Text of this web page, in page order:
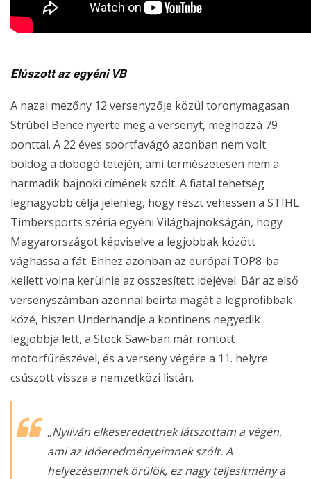
Elúszott az egyéni VB
A hazai mezőny 12 versenyzője közül toronymagasan
Strúbel Bence nyerte meg a versenyt, méghozzá 79
ponttal. A 22 éves sportfavágó azonban nem volt
boldog a dobogó tetején, ami természetesen nem a
harmadik bajnoki címének szólt. A fiatal tehetség
legnagyobb célja jelenleg, hogy részt vehessen a STIHL
Timbersports széria egyéni Világbajnokságán, hogy
Magyarországot képviselve a legjobbak között
vághassa a fát. Ehhez azonban az európai TOP8-ba
kellett volna kerülnie az összesített idejével. Bár az első
versenyszámban azonnal beírta magát a legprofibbak
közé, hiszen Underhandje a kontinens negyedik
legjobbja lett, a Stock Saw-ban már rontott
motorfűrészével, és a verseny végére a 11. helyre
csúszott vissza a nemzetközi listán.
„Nyilván elkeseredettnek látszottam a végén,
ami az időeredményeimnek szólt. A
helyezésemnek örülök, ez nagy teljesítmény a